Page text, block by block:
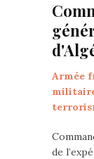
Armée
de